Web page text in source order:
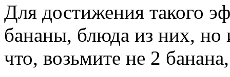
Для достижения такого
бананы, блюда из них, но
что, возьмите не 2